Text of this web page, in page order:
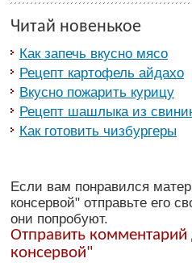
Читай новенькое
Как запечь вкусно мясо
Рецепт картофель айдахо
Вкусно пожарить курицу
Рецепт шашлыка из
Как готовить чизбургеры
Если вам понравился
консервой" отправьте его
они попробуют.
Отправить
консервой"